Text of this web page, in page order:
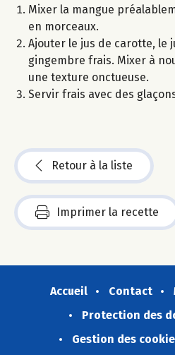
Mixer la mangue
en morceaux.
Ajouter le jus de carotte, le
gingembre frais. Mixer à
une texture onctueuse.
Servir frais avec des
Retour à la liste
Imprimer la recette
Accueil Contact
Protection des
Gestion des